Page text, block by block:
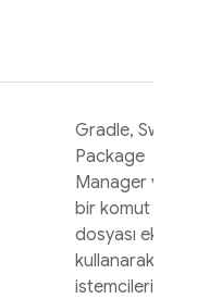
Gradle, Swift
Package
Manager veya
bir komut
dosyası ekleme
kullanarak
istemcileri